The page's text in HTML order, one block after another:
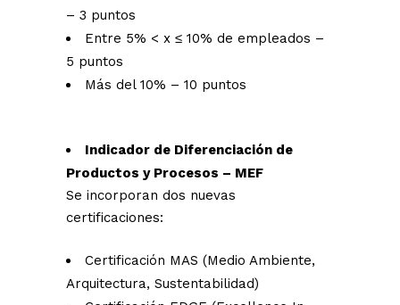
– 3 puntos
Entre 5% < x ≤ 10% de empleados –
5 puntos
Más del 10% – 10 puntos
Indicador de Diferenciación de
Productos y Procesos – MEF
Se incorporan dos nuevas
certificaciones:
Certificación MAS (Medio Ambiente,
Arquitectura, Sustentabilidad)